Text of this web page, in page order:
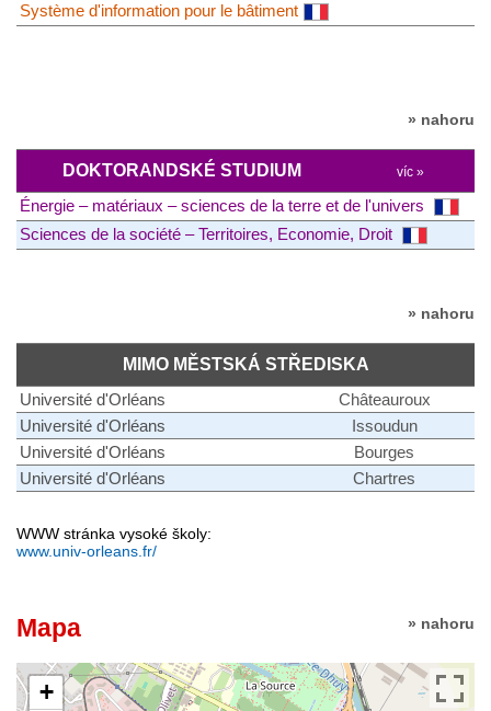
Système d'information pour le bâtiment
» nahoru
DOKTORANDSKÉ STUDIUM víc »
Énergie – matériaux – sciences de la terre et de l'univers
Sciences de la société – Territoires, Economie, Droit
» nahoru
MIMO MĚSTSKÁ STŘEDISKA
Université d'Orléans
Châteauroux
Université d'Orléans
Issoudun
Université d'Orléans
Bourges
Université d'Orléans
Chartres
WWW stránka vysoké školy:
www.univ-orleans.fr/
» nahoru
Mapa
+